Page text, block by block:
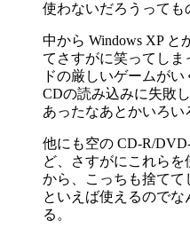
使わないだろうっても
中から Windows XP と
てさすがに笑ってしま
ドの厳しいゲームがい
CDの読み込みに失敗
あったなあとかいろい
他にも空の CD-R/
ど、さすがにこれらを
から、こっちも捨てて
といえば使えるので
る。